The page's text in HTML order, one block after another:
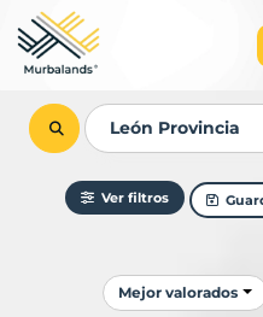
Ver filtros
Ordenar resultados
Mejor valorados